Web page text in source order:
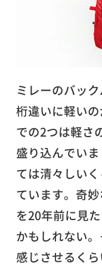
ミレーのバッ
桁違いに軽い
での2つは軽さ
盛り込んでい
ては清々しい
ています。奇
を20年前に見
かもしれない
感じさせるく